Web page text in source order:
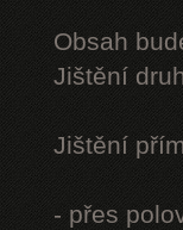
Obsah
Jištění
Jištění
- přes